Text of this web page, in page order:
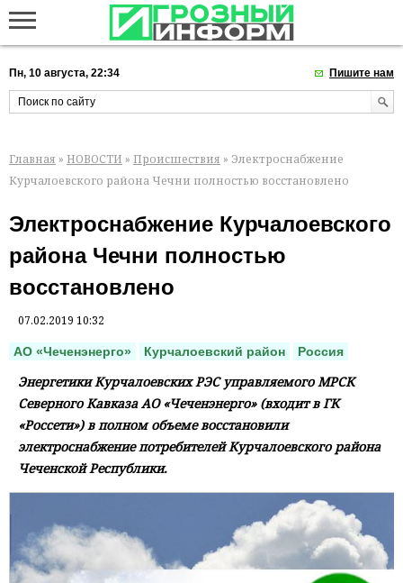
Пн, 10 августа, 22:34 Пишите нам
Главная » НОВОСТИ » Происшествия » Электроснабжение
Курчалоевского района Чечни полностью восстановлено
Электроснабжение Курчалоевского
района Чечни полностью
восстановлено
07.02.2019 10:32
АО «Чеченэнерго» Курчалоевский район Россия
Энергетики Курчалоевских РЭС управляемого МРСК
Северного Кавказа АО «Чеченэнерго» (входит в ГК
«Россети») в полном объеме восстановили
электроснабжение потребителей Курчалоевского района
Чеченской Республики.